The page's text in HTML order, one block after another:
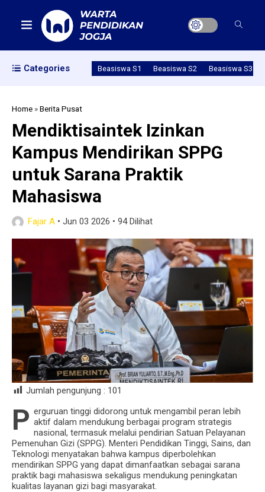
Categories Beasiswa S1 Beasiswa S2 Beasiswa S3
Home »Berita Pusat
Mendiktisaintek Izinkan
Kampus Mendirikan SPPG
untuk Sarana Praktik
Mahasiswa
Fajar A • Jun 03 2026 • 94 Dilihat
Jumlah pengunjung : 101
P erguruan tinggi didorong untuk mengambil peran lebih
aktif dalam mendukung berbagai program strategis
nasional, termasuk melalui pendirian Satuan Pelayanan
Pemenuhan Gizi (SPPG). Menteri Pendidikan Tinggi, Sains, dan
Teknologi menyatakan bahwa kampus diperbolehkan
mendirikan SPPG yang dapat dimanfaatkan sebagai sarana
praktik bagi mahasiswa sekaligus mendukung peningkatan
kualitas layanan gizi bagi masyarakat.